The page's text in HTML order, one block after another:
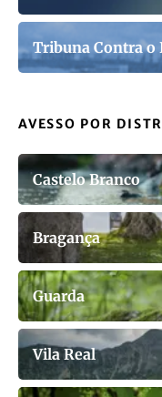
Tribuna Contra o
AVESSO POR
Castelo Branco
Bragança
Guarda
Vila Real